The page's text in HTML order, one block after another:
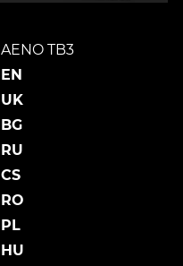
AENO TB3
EN
UK
BG
RU
CS
RO
PL
HU